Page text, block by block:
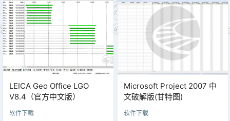
LEICA Geo Office LGO
V8.4（官方中文版）
软件下载
Microsoft Project 2007 中
文破解版(甘特图)
软件下载